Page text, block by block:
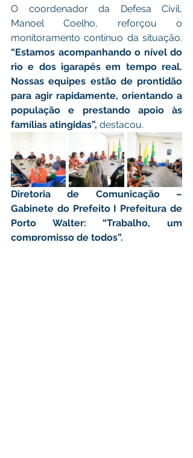
O coordenador da Defesa Civil,
Manoel Coelho, reforçou o
“Estamos acompanhando o nível do
rio e dos igarapés em tempo real.
Nossas equipes estão de prontidão
para agir rapidamente, orientando a
população e prestando apoio às
famílias atingidas”, destacou.
Diretoria de Comunicação –
Gabinete do Prefeito I Prefeitura de
Porto Walter: “Trabalho, um
compromisso de todos”.